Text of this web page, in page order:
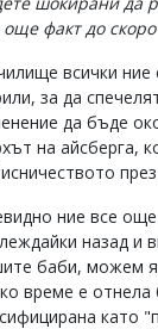
още факт до скоро
всички ние
за да
да бъде
на айсберга,
ние все
назад и
баби, можем
време е
като